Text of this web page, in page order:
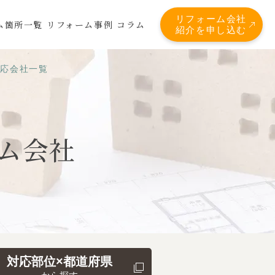
箇所一覧 リフォーム事例 コラム
リフォーム会社
紹介を申し込む
会社一覧
会社
対応部位×都道府県